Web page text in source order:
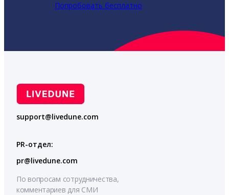
Попробовать бесплатно
support@livedune.com
PR-отдел:
pr@livedune.com
По вопросам сотрудничества,
комментариев для СМИ